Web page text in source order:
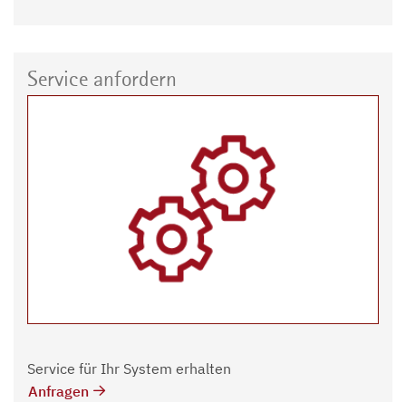
Service anfordern
Service für Ihr System erhalten
Anfragen